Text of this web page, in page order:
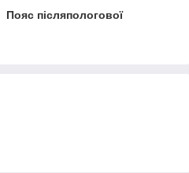
Пояс післяпологової